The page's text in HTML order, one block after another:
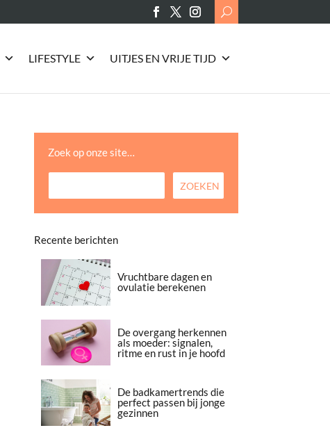
Search
for:
LIFESTYLE UITJES EN VRIJE TIJD
Zoek op onze site…
Recente berichten
Vruchtbare dagen en
ovulatie berekenen
De overgang herkennen
als moeder: signalen,
ritme en rust in je hoofd
De badkamertrends die
perfect passen bij jonge
gezinnen